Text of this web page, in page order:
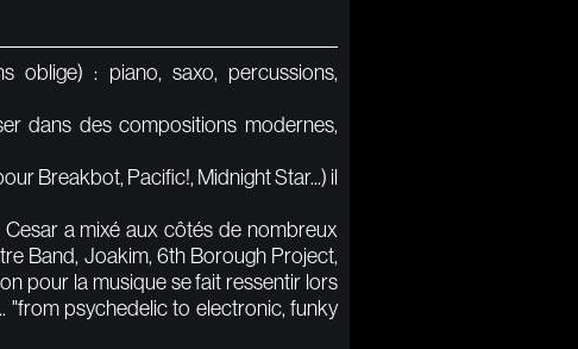
oblige) : piano, saxo, percussions,
dans des compositions modernes,
Breakbot, Pacific!, Midnight Star...) il
Cesar a mixé aux côtés de nombreux
Band, Joakim, 6th Borough Project,
pour la musique se fait ressentir lors
"from psychedelic to electronic, funky